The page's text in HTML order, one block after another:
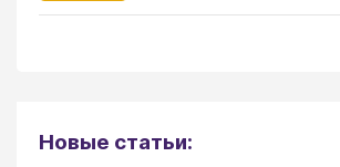
Новые статьи: